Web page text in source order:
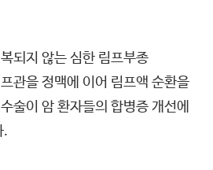
되지 않는 심한 림프부종
관을 정맥에 이어 림프액 순환을
술이 암 환자들의 합병증 개선에
.